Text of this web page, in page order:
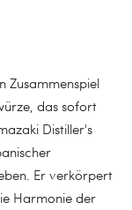
Zusammenspiel
das sofort
Distiller's
Er verkörpert
Harmonie der